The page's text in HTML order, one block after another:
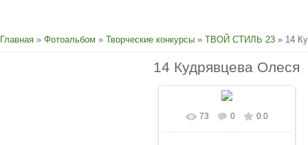
Главная » Фотоальбом » Творческие конкурсы » ТВОЙ СТИЛЬ 23 » 14
14 Кудрявцева Олеся
73 0 0.0